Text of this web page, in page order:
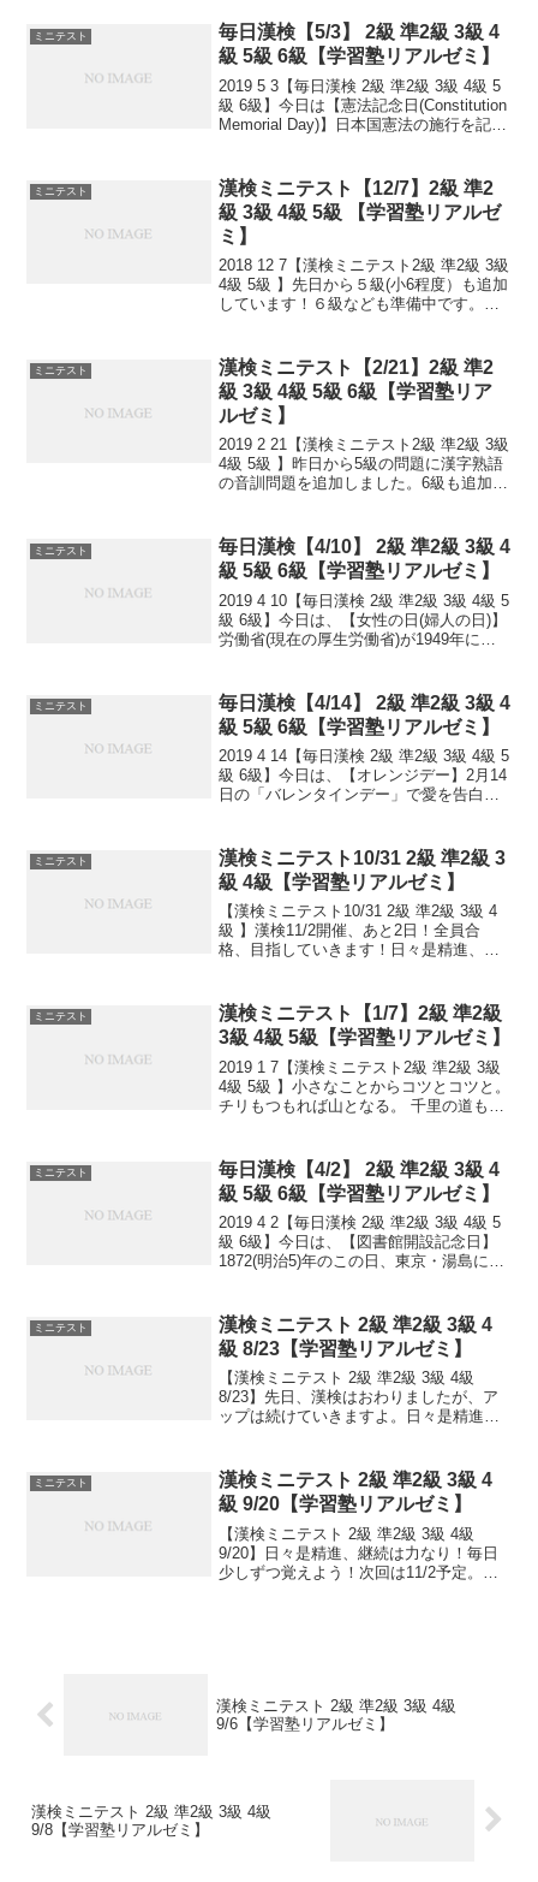
いて、覚えていくためのテストです。目
指せ 合格！...
ミニテスト
毎日漢検【5/3】 2級 準2級 3級 4
級 5級 6級【学習塾リアルゼミ】
2019 5 3【毎日漢検 2級 準2級 3級 4級 5
級 6級】今日は【憲法記念日(Constitution
Memorial Day)】日本国憲法の施行を記念
施...
ミニテスト
漢検ミニテスト【12/7】2級 準2
級 3級 4級 5級 【学習塾リアルゼ
ミ】
2018 12 7【漢検ミニテスト2級 準2級 3級
4級 5級 】先日から５級(小6程度）も追加
しています！６級なども準備中です。小
日々是精進、継続は力なり！毎日少し
ず...
ミニテスト
漢検ミニテスト【2/21】2級 準2
級 3級 4級 5級 6級【学習塾リア
ルゼミ】
2019 2 21【漢検ミニテスト2級 準2級 3級
4級 5級 】昨日から5級の問題に漢字熟語
の音訓問題を追加しました。6級も追加し
歩から。 日々是精進、継続は力...
ミニテスト
毎日漢検【4/10】 2級 準2級 3級 4
級 5級 6級【学習塾リアルゼミ】
2019 4 10【毎日漢検 2級 準2級 3級 4級 5
級 6級】今日は、【女性の日(婦人の日)】
労働省(現在の厚生労働省)が1949年に
日。小さなことからコツと...
ミニテスト
毎日漢検【4/14】 2級 準2級 3級 4
級 5級 6級【学習塾リアルゼミ】
2019 4 14【毎日漢検 2級 準2級 3級 4級 5
級 6級】今日は、【オレンジデー】2月14
日の「バレンタインデー」で愛を告白
ものとする日。オレンジ(または...
ミニテスト
漢検ミニテスト10/31 2級 準2級 3
級 4級【学習塾リアルゼミ】
【漢検ミニテスト10/31 2級 準2級 3級 4
級 】漢検11/2開催、あと2日！全員合
格、目指していきます！日々是精進、継
ミニテスト
漢検ミニテスト【1/7】2級 準2級
3級 4級 5級【学習塾リアルゼミ】
2019 1 7【漢検ミニテスト2級 準2級 3級
4級 5級 】小さなことからコツとコツと。
チリもつもれば山となる。 千里の道も一
熟語問題などの出来具合が合否...
ミニテスト
毎日漢検【4/2】 2級 準2級 3級 4
級 5級 6級【学習塾リアルゼミ】
2019 4 2【毎日漢検 2級 準2級 3級 4級 5
級 6級】今日は、【図書館開設記念日】
1872(明治5)年のこの日、東京・湯島に日
ツと。 チリもつもれば山となる...
ミニテスト
漢検ミニテスト 2級 準2級 3級 4
級 8/23【学習塾リアルゼミ】
【漢検ミニテスト 2級 準2級 3級 4級
8/23】先日、漢検はおわりましたが、ア
ップは続けていきますよ。日々是精進、
ミニテスト
漢検ミニテスト 2級 準2級 3級 4
級 9/20【学習塾リアルゼミ】
【漢検ミニテスト 2級 準2級 3級 4級
9/20】日々是精進、継続は力なり！毎日
少しずつ覚えよう！次回は11/2予定。受
漢検ミニテスト 2級 準2級 3級 4級
9/6【学習塾リアルゼミ】
漢検ミニテスト 2級 準2級 3級 4級
9/8【学習塾リアルゼミ】